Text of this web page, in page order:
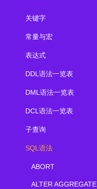
关键字
常量与宏
表达式
DDL语法一览表
DML语法一览表
DCL语法一览表
子查询
SQL语法
ABORT
ALTER AGGREGATE